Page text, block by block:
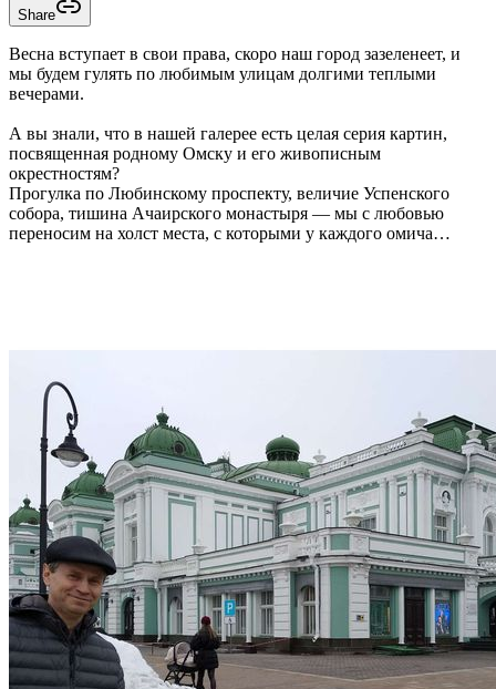
Share
Весна вступает в свои права, скоро наш город зазеленеет, и
мы будем гулять по любимым улицам долгими теплыми
вечерами.
А вы знали, что в нашей галерее есть целая серия картин,
посвященная родному Омску и его живописным
окрестностям?
Прогулка по Любинскому проспекту, величие Успенского
собора, тишина Ачаирского монастыря — мы с любовью
переносим на холст места, с которыми у каждого омича
https://oilpaintings.uds.app/c/goods?categoryId=1282136
Также вы можете написать или позвонить мне, чтобы
договориться посмотреть картины вживую в нашей студии:
ТГ
https://t.me/Artist_VesTa
ВКhttps://vk.com/vesta_artist
89136293653 Татьяна